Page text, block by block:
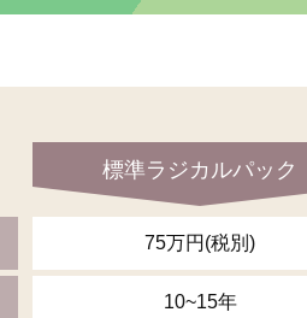
標準ラジカルパック
75万円(税別)
10~15年